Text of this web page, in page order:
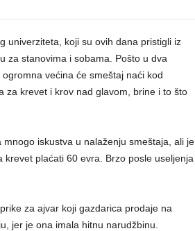
univerziteta, koji su ovih dana pristigli iz
za stanovima i sobama. Pošto u dva
većina će smeštaj naći kod
za krevet i krov nad glavom, brine i to što
iskustva u nalaženju smeštaja, ali je
plaćati 60 evra. Brzo posle useljenja
za ajvar koji gazdarica prodaje na
jer je ona imala hitnu narudžbinu.